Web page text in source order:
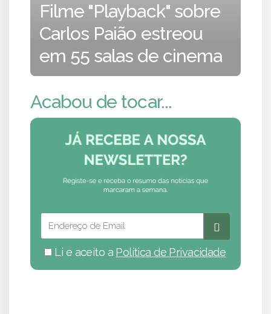
Filme "Playback" sobre
Carlos Paião estreou
em 55 salas de cinema
Acabou de tocar...
Li e aceito a Política de Privacidade